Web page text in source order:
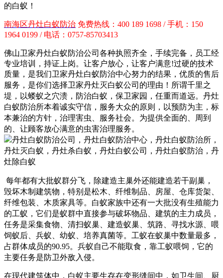
的白蚁！
南海区丹灶白蚁防治 免费热线：400 189 1698 / 手机：150
1964 0199 / 电话：0757-85703413
佛山卫家丹灶白蚁防治公司各种执照齐全，手续完备，员工经
专业培训，持证上岗。让客户放心，让客户满意!过硬的技术
质量，是我们卫家丹灶白蚁防治中心努力的结果，优质的售后
服务，是你们选择卫家丹灶灭白蚁公司的理由！ 所谓千里之
堤，以蝼蚁之穴溃，防治白蚁，保卫家园，任重而道远。 丹灶
白蚁防治所本着诚实守信，服务大众的原则，以预防为主，标
本兼治的方针，治理害虫、服务社会。为提供全面的、周到
的、让顾客放心满意的虫害治理服务。
每年都有大批蚁群分飞，除建造主巢外还能建造若干副巢，
毁坏木制建筑物，特别是松木、纤维制品、房屋、仓库货架、
纤维包装、木质家具等。白蚁家族中还有一大批没有生殖能力
的工蚁，它们是蚁群中直接参与破坏物品、建筑的主力成员，
任务是采集食物、清扫蚁巢、建造蚁巢、筑路、寻找水源、喂
饲蚁后、兵蚁、幼蚁、培养真菌等。工蚁在蚁巢中数量最多，
占群体成员的90.95。兵蚁自己不能取食，靠工蚁喂饲，它的
主要任务是防卫外敌入侵。
在现代建筑体中，白蚁主要生存在变形缝间中，如卫生间、厨